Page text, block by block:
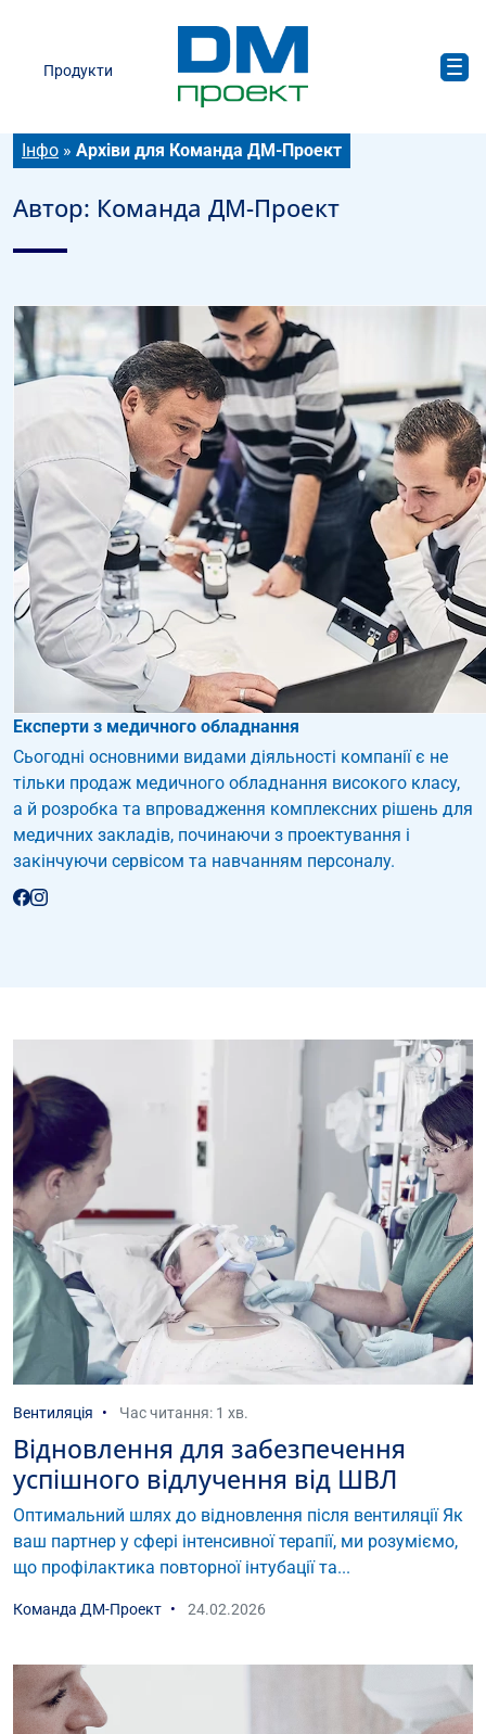
Продукти
Інфо » Архіви для Команда ДМ-Проект
Автор: Команда ДМ-Проект
Експерти з медичного обладнання
Сьогодні основними видами діяльності компанії є не
тільки продаж медичного обладнання високого класу,
а й розробка та впровадження комплексних рішень для
медичних закладів, починаючи з проектування і
закінчуючи сервісом та навчанням персоналу.
Вентиляція Час читання: 1 хв.
Відновлення для забезпечення
успішного відлучення від ШВЛ
Оптимальний шлях до відновлення після вентиляції Як
ваш партнер у сфері інтенсивної терапії, ми розуміємо,
що профілактика повторної інтубації та...
Команда ДМ-Проект 24.02.2026